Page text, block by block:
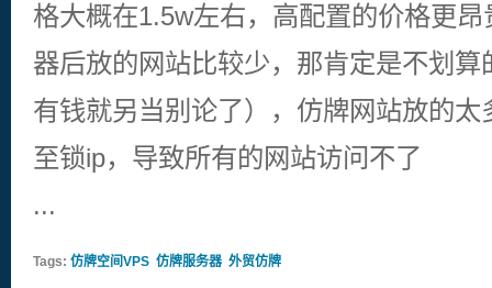
格大概在1.5w左右，高配置的价格更
器后放的网站比较少，那肯定是不划
有钱就另当别论了），仿牌网站放的
至锁ip，导致所有的网站访问不了
...
Tags: 仿牌空间VPS 仿牌服务器 外贸仿牌